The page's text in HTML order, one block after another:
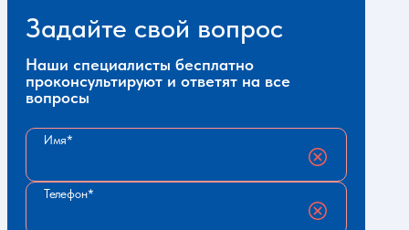
Задайте свой вопрос
Наши специалисты бесплатно
проконсультируют и ответят на все
вопросы
Имя
Телефон